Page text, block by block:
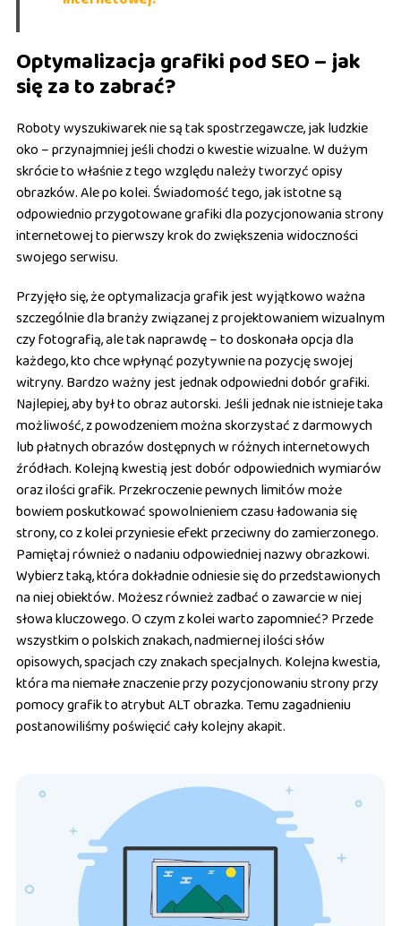
Optymalizacja grafiki pod SEO – jak
się za to zabrać?
Roboty wyszukiwarek nie są tak spostrzegawcze, jak ludzkie
oko – przynajmniej jeśli chodzi o kwestie wizualne. W dużym
skrócie to właśnie z tego względu należy tworzyć opisy
obrazków. Ale po kolei. Świadomość tego, jak istotne są
odpowiednio przygotowane grafiki dla pozycjonowania strony
internetowej to pierwszy krok do zwiększenia widoczności
swojego serwisu.
Przyjęło się, że optymalizacja grafik jest wyjątkowo ważna
szczególnie dla branży związanej z projektowaniem wizualnym
czy fotografią, ale tak naprawdę – to doskonała opcja dla
każdego, kto chce wpłynąć pozytywnie na pozycję swojej
witryny. Bardzo ważny jest jednak odpowiedni dobór grafiki.
Najlepiej, aby był to obraz autorski. Jeśli jednak nie istnieje taka
możliwość, z powodzeniem można skorzystać z darmowych
lub płatnych obrazów dostępnych w różnych internetowych
źródłach. Kolejną kwestią jest dobór odpowiednich wymiarów
oraz ilości grafik. Przekroczenie pewnych limitów może
bowiem poskutkować spowolnieniem czasu ładowania się
strony, co z kolei przyniesie efekt przeciwny do zamierzonego.
Pamiętaj również o nadaniu odpowiedniej nazwy obrazkowi.
Wybierz taką, która dokładnie odniesie się do przedstawionych
na niej obiektów. Możesz również zadbać o zawarcie w niej
słowa kluczowego. O czym z kolei warto zapomnieć? Przede
wszystkim o polskich znakach, nadmiernej ilości słów
opisowych, spacjach czy znakach specjalnych. Kolejna kwestia,
która ma niemałe znaczenie przy pozycjonowaniu strony przy
pomocy grafik to atrybut ALT obrazka. Temu zagadnieniu
postanowiliśmy poświęcić cały kolejny akapit.